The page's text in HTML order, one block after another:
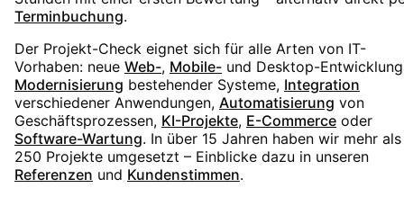
Terminbuchung.
Der Projekt-Check eignet sich für alle Arten von IT-
Vorhaben: neue Web-, Mobile- und Desktop-
Modernisierung bestehender Systeme, Integration
verschiedener Anwendungen, Automatisierung von
Geschäftsprozessen, KI-Projekte, E-Commerce oder
Software-Wartung. In über 15 Jahren haben wir mehr als
250 Projekte umgesetzt – Einblicke dazu in unseren
Referenzen und Kundenstimmen.